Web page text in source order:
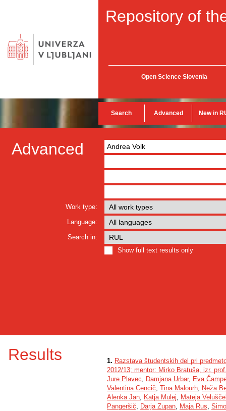
Repository of
Open Science Slovenia
Search Advanced New in
Advanced
Work type:
Language:
Search in:
Show full text results only
Results 1. Razstava študentskih del pri
2012/13; mentor: Mirko Bratuša, izr.
Jure Plavec, Damjana Urbar, Eva
Valentina Cencič, Tina Malourh, Neža
Alenka Jan, Katja Mulej, Mateja
Pangeršič, Darja Zupan, Maja Rus,